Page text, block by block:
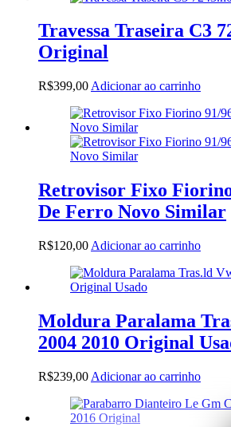
Travessa Traseira C3
Original
R$399,00 Adicionar ao carrinho
Retrovisor Fixo
De Ferro Novo Similar
R$120,00 Adicionar ao carrinho
Moldura Paralama
2004 2010 Original
R$239,00 Adicionar ao carrinho